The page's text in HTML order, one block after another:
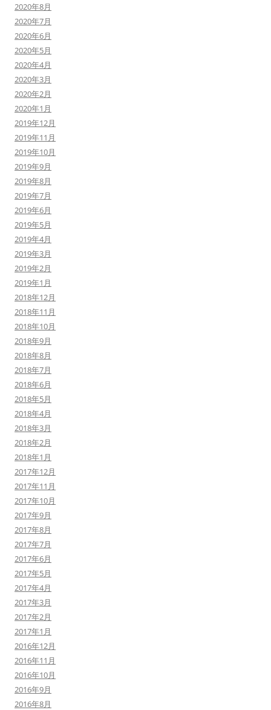
2020年8月
2020年7月
2020年6月
2020年5月
2020年4月
2020年3月
2020年2月
2020年1月
2019年12月
2019年11月
2019年10月
2019年9月
2019年8月
2019年7月
2019年6月
2019年5月
2019年4月
2019年3月
2019年2月
2019年1月
2018年12月
2018年11月
2018年10月
2018年9月
2018年8月
2018年7月
2018年6月
2018年5月
2018年4月
2018年3月
2018年2月
2018年1月
2017年12月
2017年11月
2017年10月
2017年9月
2017年8月
2017年7月
2017年6月
2017年5月
2017年4月
2017年3月
2017年2月
2017年1月
2016年12月
2016年11月
2016年10月
2016年9月
2016年8月